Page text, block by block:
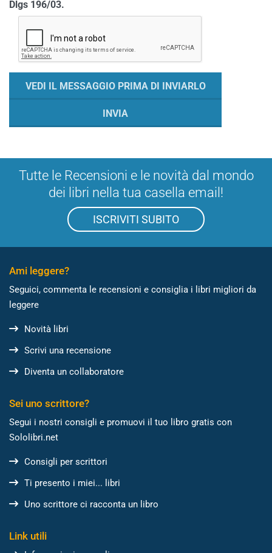
Dlgs 196/03.
Tutte le Recensioni e le novità dal mondo
dei libri nella tua casella email!
ISCRIVITI SUBITO
Ami leggere?
Seguici, commenta le recensioni e consiglia i libri migliori da
leggere
Novità libri
Scrivi una recensione
Diventa un collaboratore
Sei uno scrittore?
Segui i nostri consigli e promuovi il tuo libro gratis con
Sololibri.net
Consigli per scrittori
Ti presento i miei... libri
Uno scrittore ci racconta un libro
Link utili